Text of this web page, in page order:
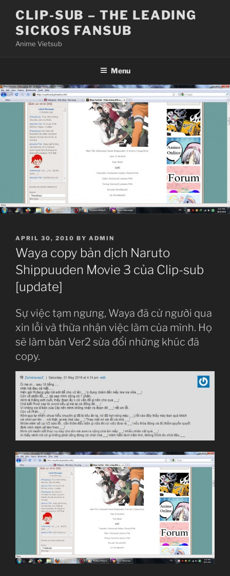
content
CLIP-SUB – THE LEADING
SICKOS FANSUB
Anime Vietsub
Menu
POSTED
ON
APRIL 30, 2010 BY ADMIN
Waya copy bản dịch Naruto
Shippuuden Movie 3 của Clip-sub
[update]
Sự việc tạm ngưng, Waya đã cử người qua
xin lỗi và thừa nhận việc làm của mình. Họ
sẽ làm bản Ver2 sửa đổi những khúc đã
copy.